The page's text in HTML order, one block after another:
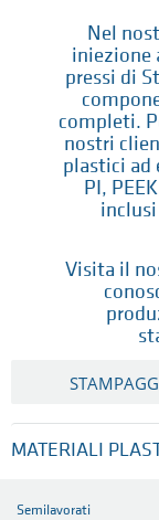
Nel
iniezione
pressi di
completi.
nostri
plastici ad
PI,
Visita il
MATERIALI
Semilavorati